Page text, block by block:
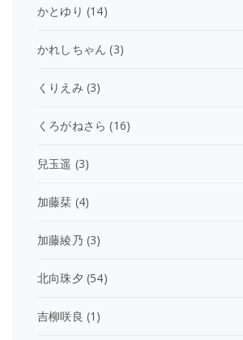
かとゆり (14)
かれしちゃん (3)
くりえみ (3)
くろがねさら (16)
兒玉遥 (3)
加藤栞 (4)
加藤綾乃 (3)
北向珠夕 (54)
吉柳咲良 (1)